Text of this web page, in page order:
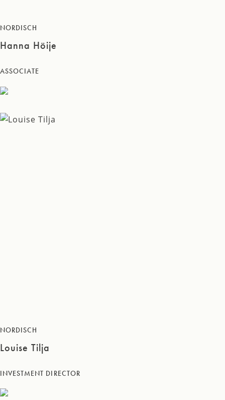
NORDISCH
Hanna Höije
ASSOCIATE
NORDISCH
Louise Tilja
INVESTMENT DIRECTOR